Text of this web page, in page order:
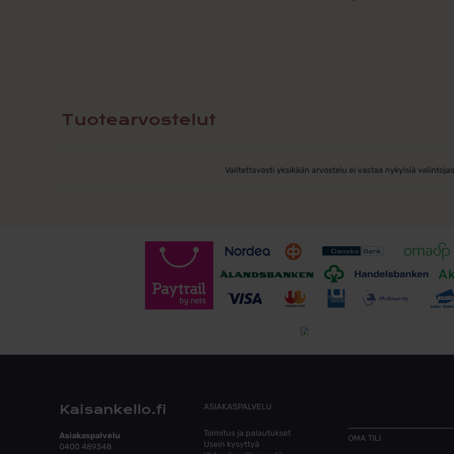
Tuotearvostelut
Valitettavasti yksikään arvostelu ei vastaa nykyisiä
Toimitusehdot
Tutustu toimitusehtoihin
Kaisankello.fi
Asiakaspalvelu
0400 489348
ASIAKASPALVELU
Toimitus ja palautukset
Usein kysyttyä
OMA TILI